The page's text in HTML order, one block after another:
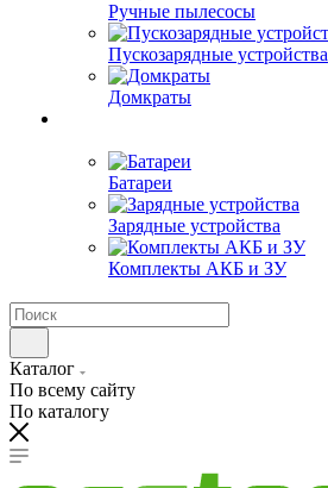
Ручные пылесосы
Пускозарядные устройства
Домкраты
Батареи
Зарядные устройства
Комплекты АКБ и ЗУ
Каталог
По всему сайту
По каталогу